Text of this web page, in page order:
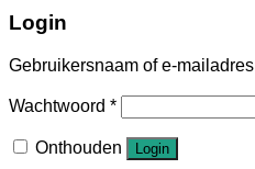
Login
Gebruikersnaam of e-mailadres
Wachtwoord *
Onthouden Login